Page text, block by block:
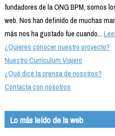
fundadores de la ONG BPM, somos
web. Nos han definido de muchas
más nos ha gustado fue cuando...
¿Quieres conocer nuestro proyecto?
Nuestro Currículum Viajero
¿Qué dice la prensa de nosotros?
Contacta con nosotros
Lo más leído de la web